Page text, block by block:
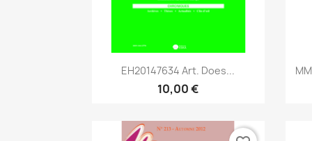
Aperçu rapide
EH20147634 Art. Does...
10,00 €